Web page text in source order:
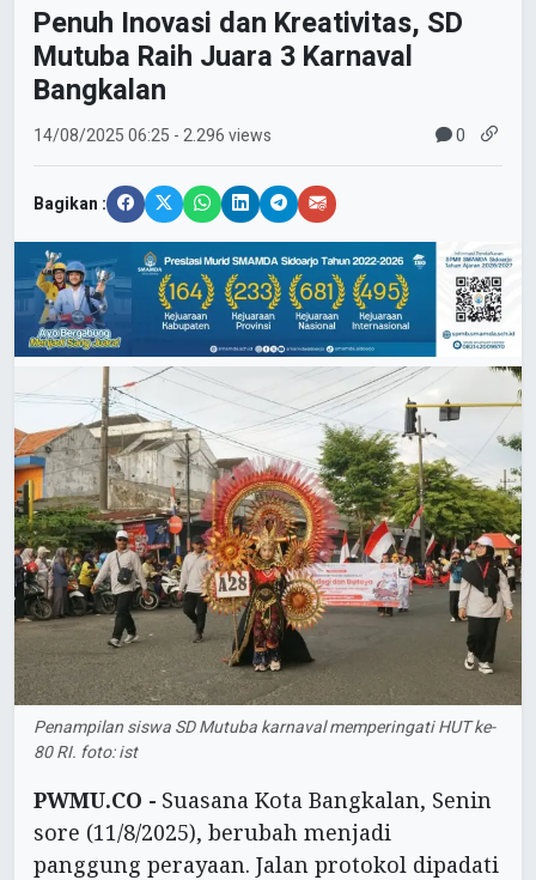
Penuh Inovasi dan Kreativitas, SD
Mutuba Raih Juara 3 Karnaval
Bangkalan
14/08/202506:25 - 2.296 views 0
Bagikan :
Penampilan siswa SD Mutuba karnaval memperingati HUT ke-
80 RI. foto: ist
PWMU.CO - Suasana Kota Bangkalan, Senin
sore (11/8/2025), berubah menjadi
panggung perayaan. Jalan protokol dipadati